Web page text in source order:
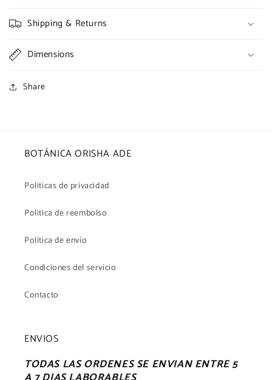
Shipping & Returns
Dimensions
Share
BOTÁNICA ORISHA ADE
Politicas de privacidad
Politica de reembolso
Politica de envío
Condiciones del servicio
Contacto
ENVIOS
TODAS LAS ORDENES SE ENVIAN ENTRE 5